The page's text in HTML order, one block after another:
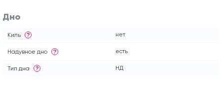
Дно
Киль ? нет
Надувное дно ? есть
Тип дна ? НД